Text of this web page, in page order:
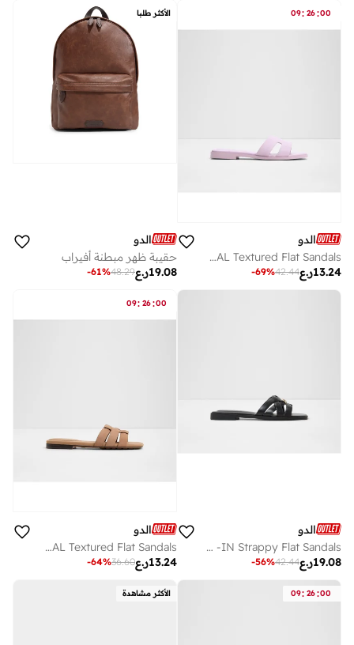
09: 26:00
الدو
ITSANDAL Textured Flat Sandals
ر.ع13.24
42.44
-69%
الأكثر طلبا
الدو
حقيبة ظهر مبطنة أفيراب
ر.ع19.08
48.29
-61%
الدو
JENNALERIEL -IN Strappy Flat Sandals
ر.ع19.08
42.44
-56%
09: 26:00
الدو
GOTOSANDAL Textured Flat Sandals
ر.ع13.24
36.60
-64%
09: 26:00 الأكثر مشاهدة